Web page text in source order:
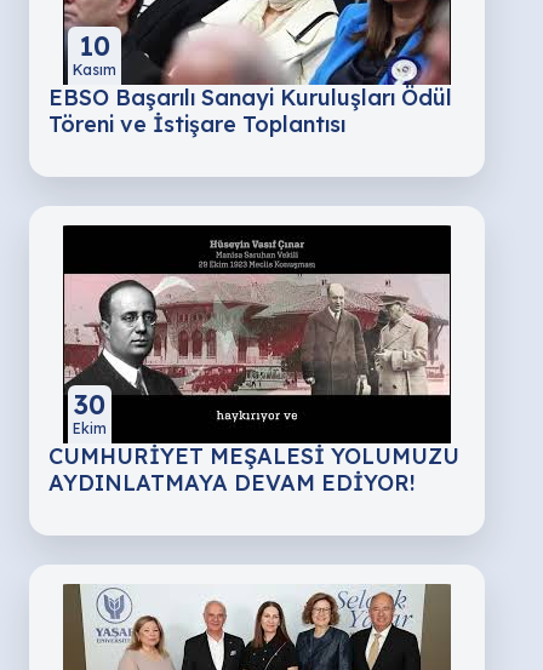
10
Kasım
EBSO Başarılı Sanayi Kuruluşları Ödül
Töreni ve İstişare Toplantısı
30
Ekim
CUMHURİYET MEŞALESİ YOLUMUZU
AYDINLATMAYA DEVAM EDİYOR!